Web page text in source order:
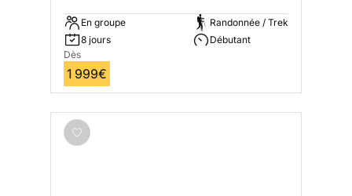
En groupe
8 jours
Randonnée / Trek
Débutant
Dès
1 999€